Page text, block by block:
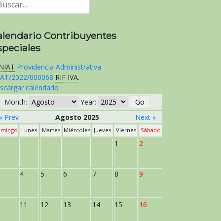
Contribuyentes
Providencia Administrativa
2022/000068 RIF IVA.
calendario
Month:
Year:
« Prev
Agosto 2025 Next »
Lunes Martes Miércoles Jueves Viernes Sábado
1 2
4 5 6 7 8 9
11 12 13 14 15 16